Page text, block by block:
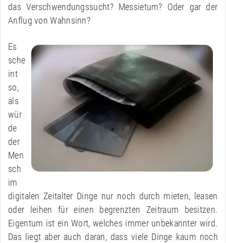
das Verschwendungssucht? Messietum? Oder gar der
Anflug von Wahnsinn?
Es
sche
int
so,
als
wür
de
der
Men
sch
im
digitalen Zeitalter Dinge nur noch durch mieten, leasen
oder leihen für einen begrenzten Zeitraum besitzen.
Eigentum ist ein Wort, welches immer unbekannter wird.
Das liegt aber auch daran, dass viele Dinge kaum noch